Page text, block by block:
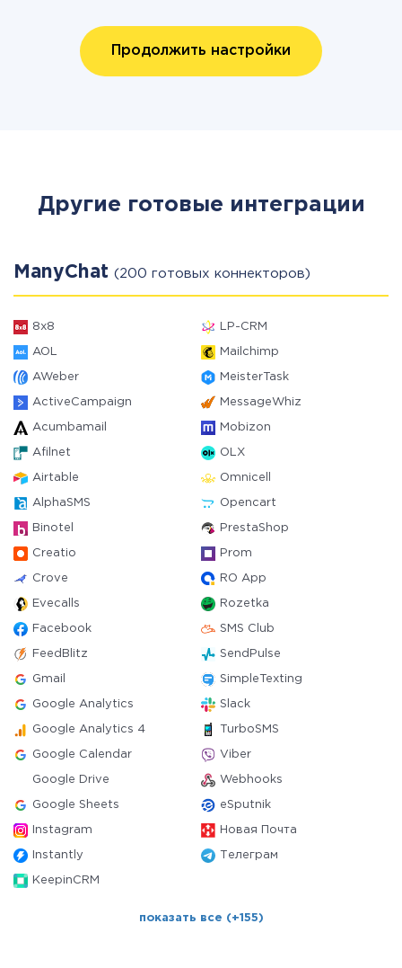
Продолжить настройки
Другие готовые интеграции
ManyChat (200 готовых коннекторов)
8x8 LP-CRM
AOL Mailchimp
AWeber MeisterTask
ActiveCampaign MessageWhiz
Acumbamail Mobizon
Afilnet OLX
Airtable Omnicell
AlphaSMS Opencart
Binotel PrestaShop
Creatio Prom
Crove RO App
Evecalls Rozetka
Facebook SMS Club
FeedBlitz SendPulse
Gmail SimpleTexting
Google Analytics Slack
Google Analytics 4 TurboSMS
Google Calendar Viber
Google Drive Webhooks
Google Sheets eSputnik
Instagram Новая Почта
Instantly Телеграм
KeepinCRM
показать все (+155)